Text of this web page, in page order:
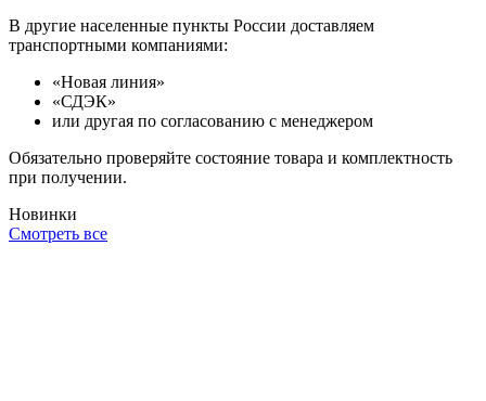
В другие населенные пункты России доставляем
транспортными компаниями:
«Новая линия»
«СДЭК»
или другая по согласованию с менеджером
Обязательно проверяйте состояние товара и комплектность
при получении.
Новинки
Смотреть все